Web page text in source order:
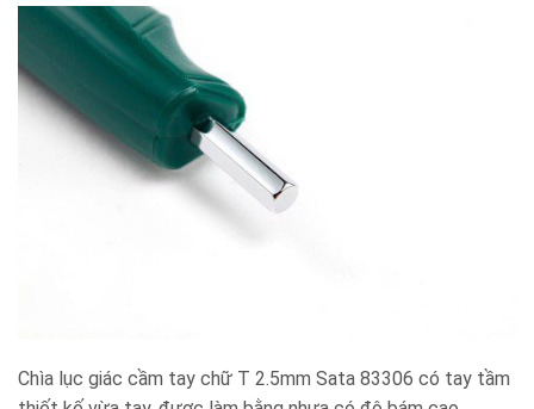
Chìa lục giác cầm tay chữ T 2.5mm Sata 83306 có tay tầm